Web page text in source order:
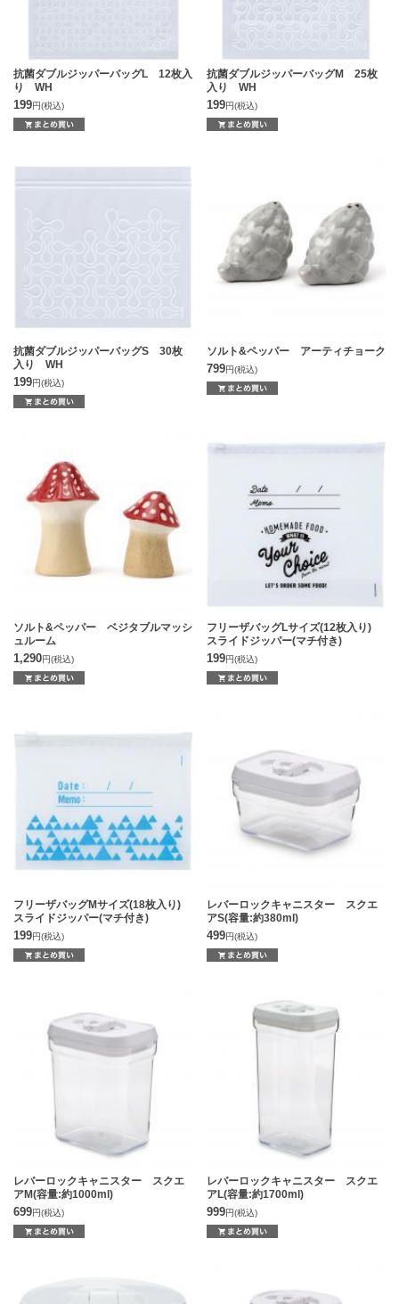
抗菌ダブルジッパーバッグL 12枚入
り WH
199円(税込)
抗菌ダブルジッパーバッグM 25枚
入り WH
199円(税込)
抗菌ダブルジッパーバッグS 30枚
入り WH
199円(税込)
ソルト&ペッパー アーティチョーク
799円(税込)
ソルト&ペッパー ベジタブルマッシ
ュルーム
1,290円(税込)
フリーザバッグLサイズ(12枚入り)
スライドジッパー(マチ付き)
199円(税込)
フリーザバッグMサイズ(18枚入り)
スライドジッパー(マチ付き)
199円(税込)
レバーロックキャニスター スクエ
アS(容量:約380ml)
499円(税込)
レバーロックキャニスター スクエ
アM(容量:約1000ml)
699円(税込)
レバーロックキャニスター スクエ
アL(容量:約1700ml)
999円(税込)